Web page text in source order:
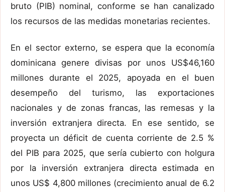
bruto (PIB) nominal, conforme se han canalizado
los recursos de las medidas monetarias recientes.
En el sector externo, se espera que la economía
dominicana genere divisas por unos US$46,160
millones durante el 2025, apoyada en el buen
desempeño del turismo, las exportaciones
nacionales y de zonas francas, las remesas y la
inversión extranjera directa. En ese sentido, se
proyecta un déficit de cuenta corriente de 2.5 %
del PIB para 2025, que sería cubierto con holgura
por la inversión extranjera directa estimada en
unos US$ 4,800 millones (crecimiento anual de 6.2